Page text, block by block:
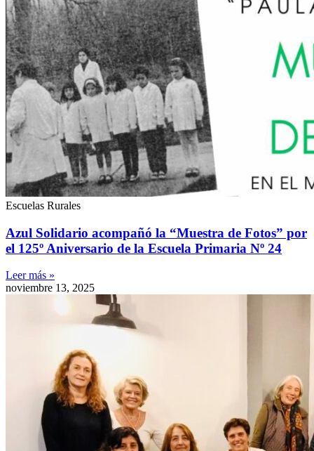
Escuelas Rurales
Azul Solidario acompañó la “Muestra de Fotos” por
el 125º Aniversario de la Escuela Primaria Nº 24
Leer más »
noviembre 13, 2025